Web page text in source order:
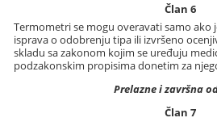
Član 6
Termometri se mogu overavati samo ako
isprava o odobrenju tipa ili izvršeno
skladu sa zakonom kojim se uređuju
podzakonskim propisima donetim za
Prelazne i završna
Član 7